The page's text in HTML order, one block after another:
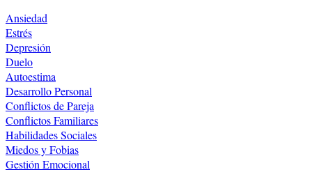
Ansiedad
Estrés
Depresión
Duelo
Autoestima
Desarrollo Personal
Conflictos de Pareja
Conflictos Familiares
Habilidades Sociales
Miedos y Fobias
Gestión Emocional